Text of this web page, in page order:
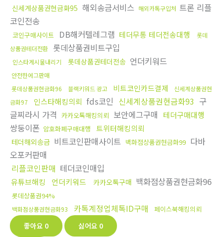
신세계상품권현금화95 해외송금서비스 해외카톡구입처 트론 리플
코인전송
코인구매사이트 DB해커텔레그램 테더무통 테더전송대행
롯데
상품권테더전환
롯데상품권비트구입
인스타게시물내리기 롯데상품권테더전송 언더키워드
안전한에그판매
롯데상품권현금화96
블랙키워드 광고 비트코인카드결제
신세계상품권현
금화97
인스타해킹의뢰 fds코인 신세계상품권현금화93 구
글찌라시 가격 카카오톡해킹의뢰 보안에그구매 테더구매대행
쌍둥이폰 암호화폐구매대행 트위터해킹의뢰
테더해외송금 비트코인판매사이트 백화점상품권현금화99 다바
오포커판매
리플코인판매 테더코인매입
유튜브해킹 언더키워드 카카오톡구매 백화점상품권현금화96
롯데상품권94%
백화점상품권현금화93 카톡계정업체톡ID구매 페이스북해킹의뢰
좋아요 0 싫어요 0